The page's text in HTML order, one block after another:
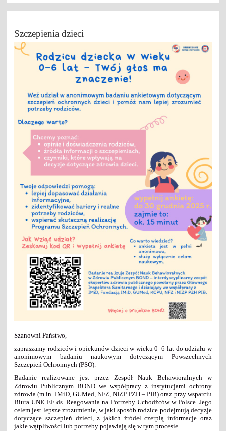
Szczepienia dzieci
Szanowni Państwo,
zapraszamy rodziców i opiekunów dzieci w wieku 0–6 lat do udziału w
anonimowym badaniu naukowym dotyczącym Powszechnych
Szczepień Ochronnych (PSO).
Badanie realizowane jest przez Zespół Nauk Behawioralnych w
Zdrowiu Publicznym BOND we współpracy z instytucjami ochrony
zdrowia (m.in. IMiD, GUMed, NFZ, NIZP PZH – PIB) oraz przy wsparciu
Biura UNICEF ds. Reagowania na Potrzeby Uchodźców w Polsce. Jego
celem jest lepsze zrozumienie, w jaki sposób rodzice podejmują decyzje
dotyczące szczepień dzieci, z jakich źródeł czerpią informacje oraz
jakie wątpliwości lub potrzeby pojawiają się w tym procesie.